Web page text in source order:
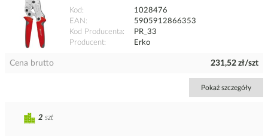
Kod
1028476
EAN
5905912866353
Kod Producenta
PR_33
Producent
Erko
Cena brutto 231,52 zł/szt
Pokaż szczegóły
2 szt